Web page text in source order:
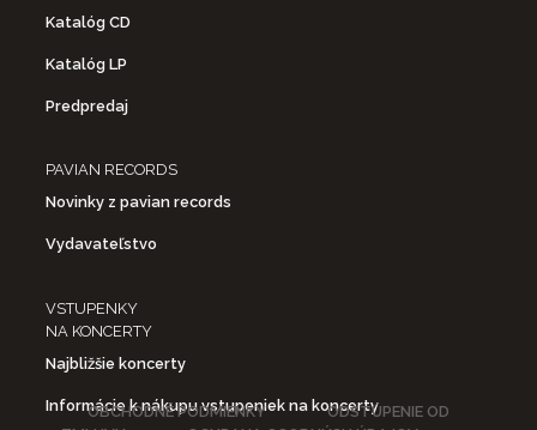
Katalóg CD
Katalóg LP
Predpredaj
PAVIAN RECORDS
Novinky z pavian records
Vydavateľstvo
VSTUPENKY
NA KONCERTY
Najbližšie koncerty
Informácie k nákupu vstupeniek na koncerty
OBCHODNÉ PODMIENKY
ODSTÚPENIE OD